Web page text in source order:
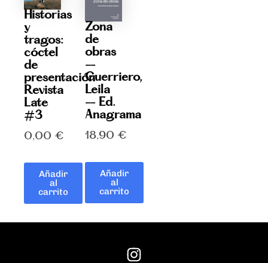
Historias
y
tragos:
cóctel
de
presentación
Revista
Late
#3
0,00 €
Añadir
al
carrito
Zona
de
obras
–
Guerriero,
Leila
– Ed.
Anagrama
18,90 €
Añadir
al
carrito